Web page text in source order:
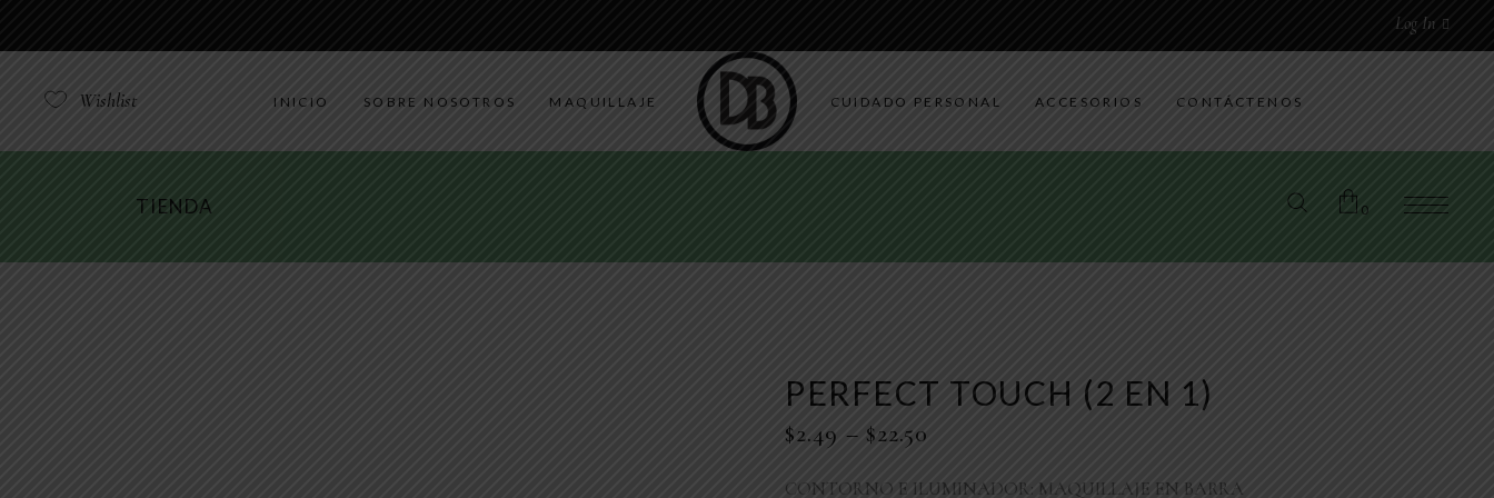
Log In
Wishlist INICIO SOBRE NOSOTROS MAQUILLAJE CUIDADO PERSONAL ACCESORIOS CONTÁCTENOS
0
TIENDA
PERFECT TOUCH (2 EN 1)
$2.49 – $22.50
CONTORNO E ILUMINADOR: MAQUILLAJE EN BARRA